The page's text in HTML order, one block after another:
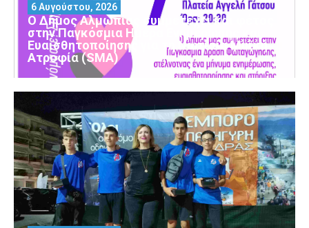
Ο Δήμος Αλμωπίας συμμετέχει και φέτος
στην Παγκόσμια Ημέρα Ενημέρωσης και
Ευαισθητοποίησης για τη Νωτιαία Μυϊκή
Ατροφία (SMA)
6 Αυγούστου, 2026